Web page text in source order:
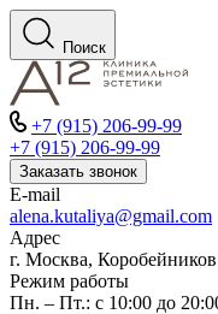
Поиск
+7 (915) 206-99-99
+7 (915) 206-99-99
Заказать звонок
E-mail
alena.kutaliya@gmail.com
Адрес
г. Москва, Коробейников
Режим работы
Пн. – Пт.: с 10:00 до